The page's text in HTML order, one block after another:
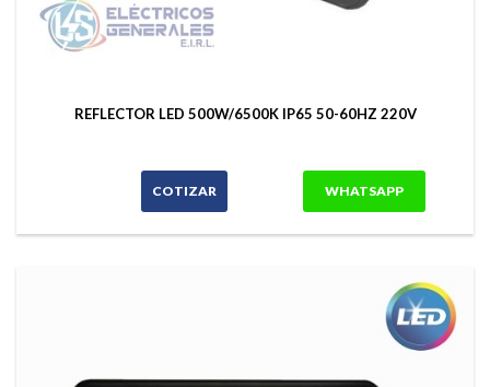
REFLECTOR LED 500W/6500K IP65 50-60HZ 220V
COTIZAR WHATSAPP